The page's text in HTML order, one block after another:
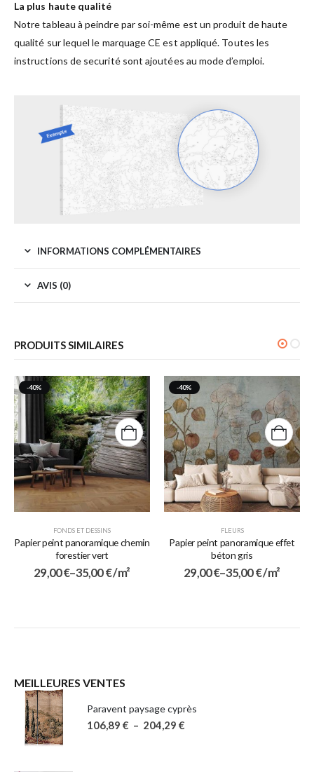
La plus haute qualité
Notre tableau à peindre par soi-même est un produit de haute
qualité sur lequel le marquage CE est appliqué. Toutes les
instructions de securité sont ajoutées au mode d’emploi.
INFORMATIONS COMPLÉMENTAIRES
AVIS (0)
PRODUITS SIMILAIRES
-40%
FONDS ET DESSINS
Papier peint panoramique chemin
forestier vert
29,00€–35,00€/ m²
-40%
FLEURS
Papier peint panoramique effet
béton gris
29,00€–35,00€/ m²
MEILLEURES VENTES
Paravent paysage cyprès
106,89 € – 204,29 €